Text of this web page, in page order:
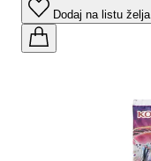
Dodaj na listu želja